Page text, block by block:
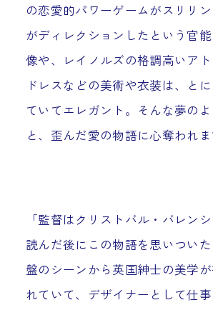
の恋愛的パワーゲームがスリリ
がディレクションしたという官
像や、レイノルズの格調高いア
ドレスなどの美術や衣装は、と
ていてエレガント。そんな夢の
と、歪んだ愛の物語に心奪われま
「監督はクリストバル・バレン
読んだ後にこの物語を思いつい
盤のシーンから英国紳士の美学
れていて、デザイナーとして仕